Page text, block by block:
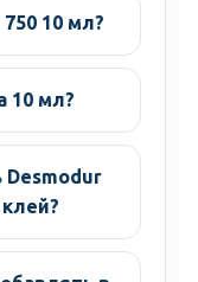
10 мл?
10 мл?